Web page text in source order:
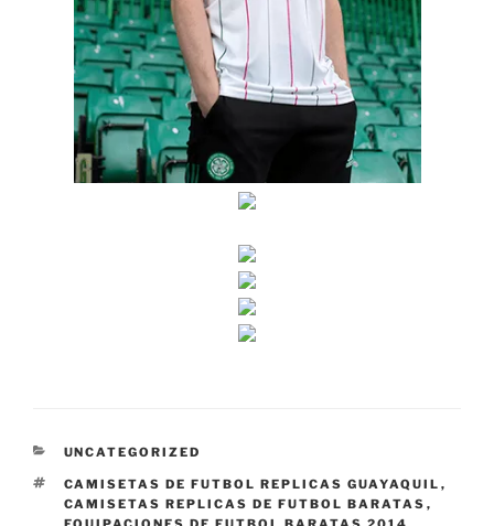
CATEGORÍAS
UNCATEGORIZED
ETIQUETAS
CAMISETAS DE FUTBOL REPLICAS GUAYAQUIL ,
CAMISETAS REPLICAS DE FUTBOL BARATAS ,